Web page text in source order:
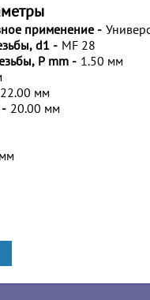
применение -
d1 - MF 28
P mm - 1.50 мм
22.00 мм
20.00 мм